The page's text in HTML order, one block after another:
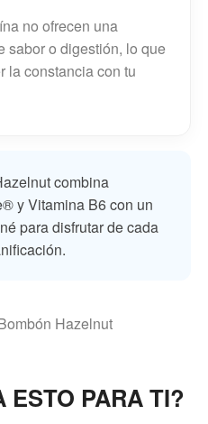
no ofrecen una
sabor o digestión, lo que
la constancia con tu
combina
y Vitamina B6 con un
para disfrutar de cada
ESTO PARA TI?